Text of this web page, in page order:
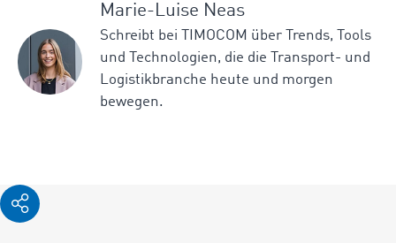
Marie-Luise Neas
Schreibt bei TIMOCOM über Trends, Tools
und Technologien, die die Transport- und
Logistikbranche heute und morgen
bewegen.